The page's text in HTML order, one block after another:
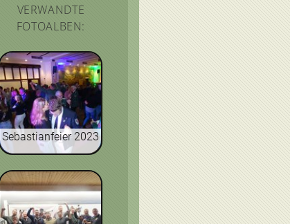
VERWANDTE
FOTOALBEN:
Sebastianfeier 2023